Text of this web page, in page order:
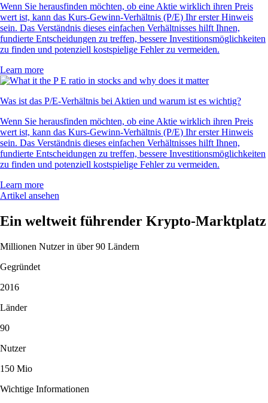
Wenn Sie herausfinden möchten, ob eine Aktie wirklich ihren Preis
wert ist, kann das Kurs-Gewinn-Verhältnis (P/E) Ihr erster Hinweis
sein. Das Verständnis dieses einfachen Verhältnisses hilft Ihnen,
fundierte Entscheidungen zu treffen, bessere Investitionsmöglichkeiten
zu finden und potenziell kostspielige Fehler zu vermeiden.
Learn more
Was ist das P/E-Verhältnis bei Aktien und warum ist es wichtig?
Wenn Sie herausfinden möchten, ob eine Aktie wirklich ihren Preis
wert ist, kann das Kurs-Gewinn-Verhältnis (P/E) Ihr erster Hinweis
sein. Das Verständnis dieses einfachen Verhältnisses hilft Ihnen,
fundierte Entscheidungen zu treffen, bessere Investitionsmöglichkeiten
zu finden und potenziell kostspielige Fehler zu vermeiden.
Learn more
Artikel ansehen
Ein weltweit führender Krypto-Marktplatz
Millionen Nutzer in über 90 Ländern
Gegründet
2016
Länder
90
Nutzer
150 Mio
Wichtige Informationen